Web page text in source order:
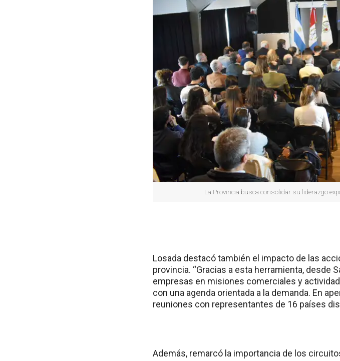
La Provincia busca consolidar su liderazgo
Losada destacó también el impacto de las
provincia. “Gracias a esta herramienta, desde
empresas en misiones comerciales y
con una agenda orientada a la demanda. En
reuniones con representantes de 16 países
Además, remarcó la importancia de los